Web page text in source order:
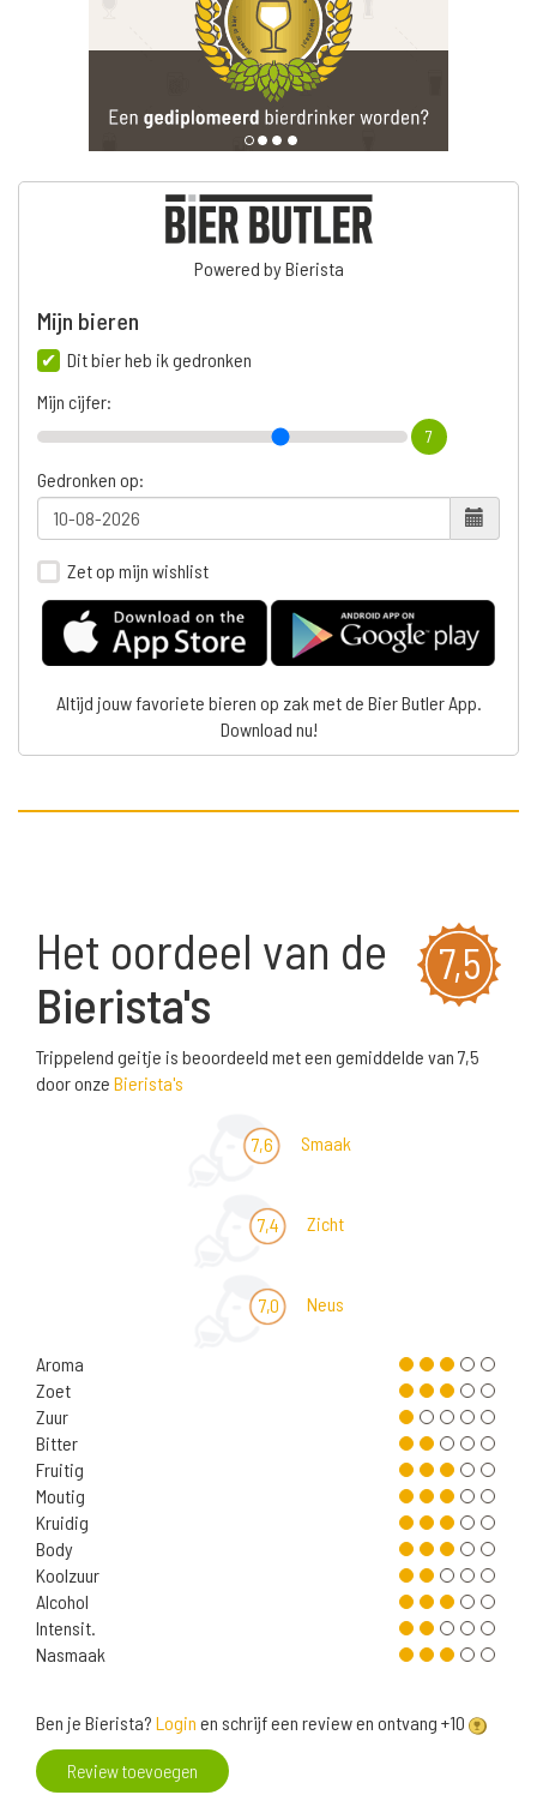
Powered by Bierista
Mijn bieren
Dit bier heb ik gedronken
Mijn cijfer:
7
Gedronken op:
Zet op mijn wishlist
Altijd jouw favoriete bieren op zak met de Bier Butler App.
Download nu!
7,5
Het oordeel van de
Bierista's
Trippelend geitje is beoordeeld met een gemiddelde van 7,5
door onze Bierista's
7,6 Smaak
7,4 Zicht
7,0 Neus
Aroma
Zoet
Zuur
Bitter
Fruitig
Moutig
Kruidig
Body
Koolzuur
Alcohol
Intensit.
Nasmaak
Ben je Bierista? Login en schrijf een review en ontvang +10
Review toevoegen